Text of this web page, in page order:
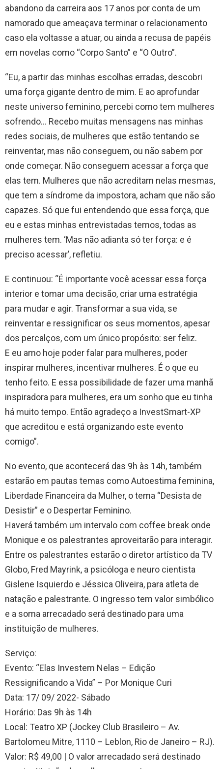
abandono da carreira aos 17 anos por conta de um
namorado que ameaçava terminar o relacionamento
caso ela voltasse a atuar, ou ainda a recusa de papéis
em novelas como “Corpo Santo” e “O Outro”.
“Eu, a partir das minhas escolhas erradas, descobri
uma força gigante dentro de mim. E ao aprofundar
neste universo feminino, percebi como tem mulheres
sofrendo… Recebo muitas mensagens nas minhas
redes sociais, de mulheres que estão tentando se
reinventar, mas não conseguem, ou não sabem por
onde começar. Não conseguem acessar a força que
elas tem. Mulheres que não acreditam nelas mesmas,
que tem a síndrome da impostora, acham que não são
capazes. Só que fui entendendo que essa força, que
eu e estas minhas entrevistadas temos, todas as
mulheres tem. ‘Mas não adianta só ter força: e é
preciso acessar’, refletiu.
E continuou: “É importante você acessar essa força
interior e tomar uma decisão, criar uma estratégia
para mudar e agir. Transformar a sua vida, se
reinventar e ressignificar os seus momentos, apesar
dos percalços, com um único propósito: ser feliz.
E eu amo hoje poder falar para mulheres, poder
inspirar mulheres, incentivar mulheres. É o que eu
tenho feito. E essa possibilidade de fazer uma manhã
inspiradora para mulheres, era um sonho que eu tinha
há muito tempo. Então agradeço a InvestSmart-XP
que acreditou e está organizando este evento
comigo”.
No evento, que acontecerá das 9h às 14h, também
estarão em pautas temas como Autoestima feminina,
Liberdade Financeira da Mulher, o tema “Desista de
Desistir” e o Despertar Feminino.
Haverá também um intervalo com coffee break onde
Monique e os palestrantes aproveitarão para interagir.
Entre os palestrantes estarão o diretor artístico da TV
Globo, Fred Mayrink, a psicóloga e neuro cientista
Gislene Isquierdo e Jéssica Oliveira, para atleta de
natação e palestrante. O ingresso tem valor simbólico
e a soma arrecadado será destinado para uma
instituição de mulheres.
Serviço:
Evento: “Elas Investem Nelas – Edição
Ressignificando a Vida” – Por Monique Curi
Data: 17/ 09/ 2022- Sábado
Horário: Das 9h às 14h
Local: Teatro XP (Jockey Club Brasileiro – Av.
Bartolomeu Mitre, 1110 – Leblon, Rio de Janeiro – RJ).
Valor: R$ 49,00 | O valor arrecadado será destinado